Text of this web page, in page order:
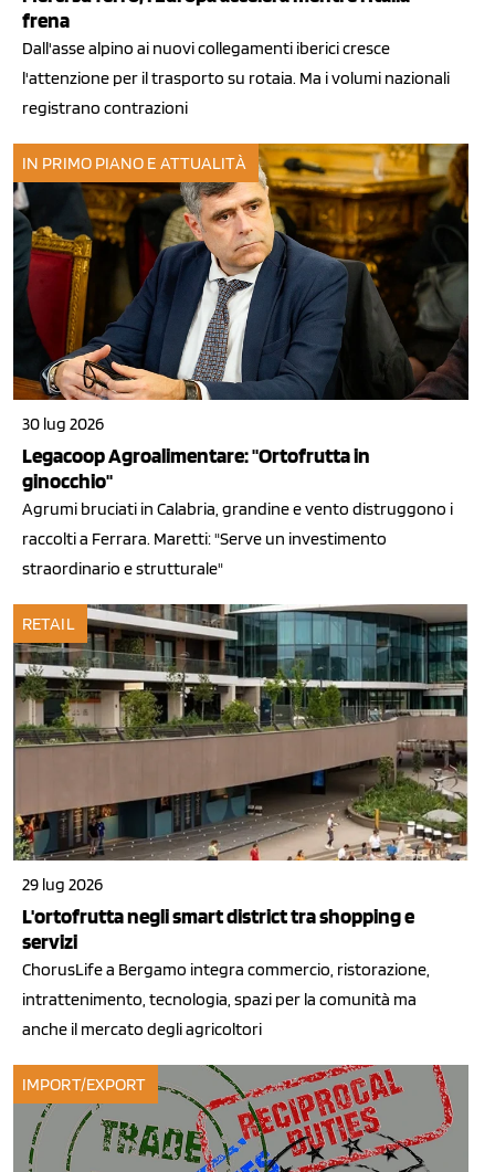
frena
Dall'asse alpino ai nuovi collegamenti iberici cresce
l'attenzione per il trasporto su rotaia. Ma i volumi nazionali
registrano contrazioni
IN PRIMO PIANO E ATTUALITÀ
30 lug 2026
Legacoop Agroalimentare: "Ortofrutta in
ginocchio"
Agrumi bruciati in Calabria, grandine e vento distruggono i
raccolti a Ferrara. Maretti: "Serve un investimento
straordinario e strutturale"
RETAIL
29 lug 2026
L'ortofrutta negli smart district tra shopping e
servizi
ChorusLife a Bergamo integra commercio, ristorazione,
intrattenimento, tecnologia, spazi per la comunità ma
anche il mercato degli agricoltori
IMPORT/EXPORT